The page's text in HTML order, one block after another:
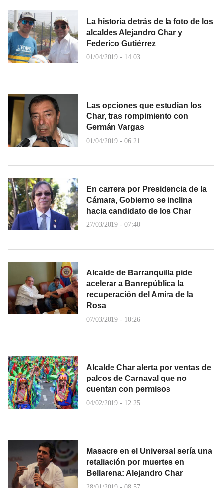
La historia detrás de la foto de los
alcaldes Alejandro Char y
Federico Gutiérrez
01/04/2019 - 14:03
Las opciones que estudian los
Char, tras rompimiento con
Germán Vargas
01/04/2019 - 06:21
En carrera por Presidencia de la
Cámara, Gobierno se inclina
hacia candidato de los Char
27/03/2019 - 07:40
Alcalde de Barranquilla pide
acelerar a Banrepública la
recuperación del Amira de la
Rosa
07/03/2019 - 10:26
Alcalde Char alerta por ventas de
palcos de Carnaval que no
cuentan con permisos
04/02/2019 - 12:25
Masacre en el Universal sería una
retaliación por muertes en
Bellarena: Alejandro Char